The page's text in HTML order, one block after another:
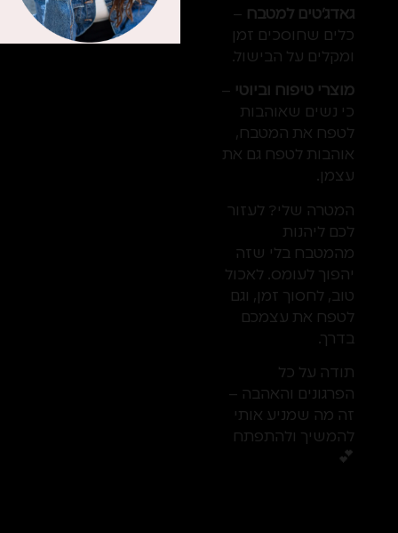
גאדג'טים למטבח –
כלים שחוסכים זמן
ומקלים על הבישול.
מוצרי טיפוח וביוטי –
כי נשים שאוהבות
לטפח את המטבח,
אוהבות לטפח גם את
עצמן.
המטרה שלי? לעזור
לכם ליהנות
מהמטבח בלי שזה
יהפוך לעומס. לאכול
טוב, לחסוך זמן, וגם
לטפח את עצמכם
בדרך.
תודה על כל
הפרגונים והאהבה –
זה מה שמניע אותי
להמשיך ולהתפתח
💕